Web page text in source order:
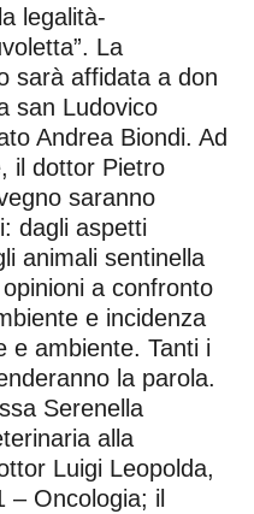
legalità-
La
sarà affidata a don
san Ludovico
Andrea Biondi. Ad
il dottor Pietro
saranno
dagli aspetti
animali sentinella
a confronto
e incidenza
e ambiente. Tanti i
la parola.
Serenella
alla
Luigi Leopolda,
– Oncologia; il